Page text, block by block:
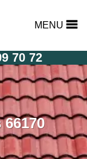
MENU
70 72